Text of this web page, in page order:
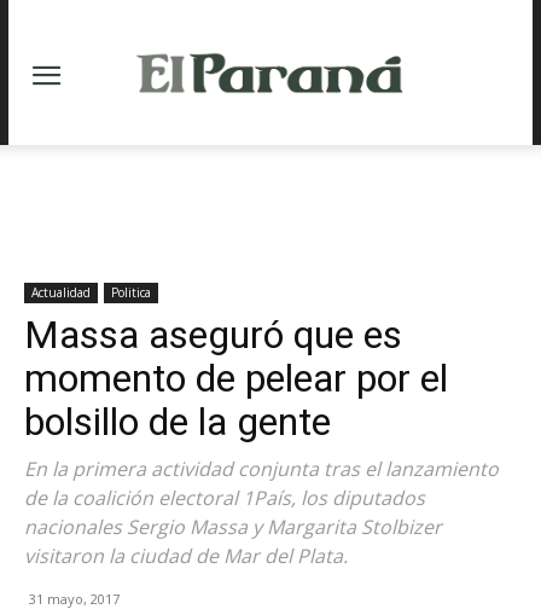
Actualidad Politica
Massa aseguró que es
momento de pelear por el
bolsillo de la gente
En la primera actividad conjunta tras el lanzamiento
de la coalición electoral 1País, los diputados
nacionales Sergio Massa y Margarita Stolbizer
visitaron la ciudad de Mar del Plata.
31 mayo, 2017